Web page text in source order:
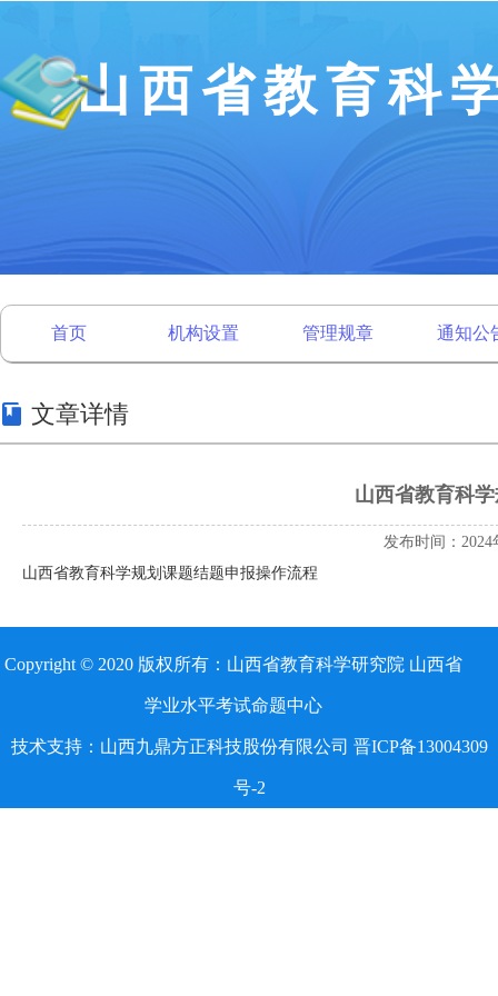
山西省教育科
首页 机构设置 管理规章 通知公
文章详情
山西省教育科
发布时间：2024
山西省教育科学规划课题结题申报操作流程
Copyright © 2020 版权所有：山西省教育科学研究院 山西省
学业水平考试命题中心
技术支持：山西九鼎方正科技股份有限公司 晋ICP备13004309
号-2